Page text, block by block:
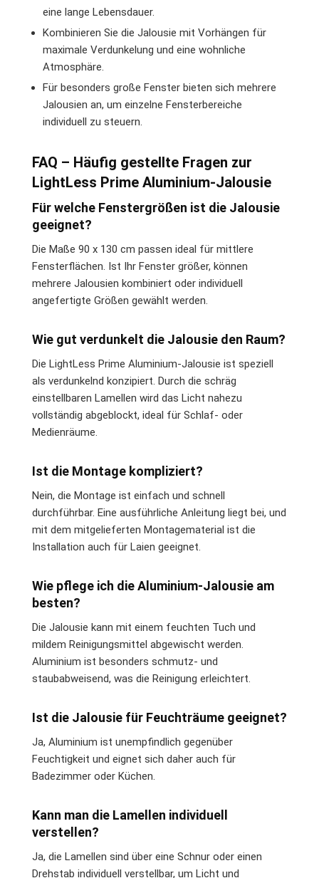
eine lange Lebensdauer.
Kombinieren Sie die Jalousie mit Vorhängen für
maximale Verdunkelung und eine wohnliche
Atmosphäre.
Für besonders große Fenster bieten sich mehrere
Jalousien an, um einzelne Fensterbereiche
individuell zu steuern.
FAQ – Häufig gestellte Fragen zur
LightLess Prime Aluminium-Jalousie
Für welche Fenstergrößen ist die Jalousie
geeignet?
Die Maße 90 x 130 cm passen ideal für mittlere
Fensterflächen. Ist Ihr Fenster größer, können
mehrere Jalousien kombiniert oder individuell
angefertigte Größen gewählt werden.
Wie gut verdunkelt die Jalousie den Raum?
Die LightLess Prime Aluminium-Jalousie ist speziell
als verdunkelnd konzipiert. Durch die schräg
einstellbaren Lamellen wird das Licht nahezu
vollständig abgeblockt, ideal für Schlaf- oder
Medienräume.
Ist die Montage kompliziert?
Nein, die Montage ist einfach und schnell
durchführbar. Eine ausführliche Anleitung liegt bei, und
mit dem mitgelieferten Montagematerial ist die
Installation auch für Laien geeignet.
Wie pflege ich die Aluminium-Jalousie am
besten?
Die Jalousie kann mit einem feuchten Tuch und
mildem Reinigungsmittel abgewischt werden.
Aluminium ist besonders schmutz- und
staubabweisend, was die Reinigung erleichtert.
Ist die Jalousie für Feuchträume geeignet?
Ja, Aluminium ist unempfindlich gegenüber
Feuchtigkeit und eignet sich daher auch für
Badezimmer oder Küchen.
Kann man die Lamellen individuell
verstellen?
Ja, die Lamellen sind über eine Schnur oder einen
Drehstab individuell verstellbar, um Licht und